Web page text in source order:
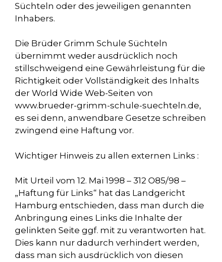
Süchteln oder des jeweiligen genannten
Inhabers.
Die Brüder Grimm Schule Süchteln
übernimmt weder ausdrücklich noch
stillschweigend eine Gewährleistung für die
Richtigkeit oder Vollständigkeit des Inhalts
der World Wide Web-Seiten von
www.brueder-grimm-schule-suechteln.de,
es sei denn, anwendbare Gesetze schreiben
zwingend eine Haftung vor.
Wichtiger Hinweis zu allen externen Links :
Mit Urteil vom 12. Mai 1998 – 312 O85/98 –
„Haftung für Links“ hat das Landgericht
Hamburg entschieden, dass man durch die
Anbringung eines Links die Inhalte der
gelinkten Seite ggf. mit zu verantworten hat.
Dies kann nur dadurch verhindert werden,
dass man sich ausdrücklich von diesen